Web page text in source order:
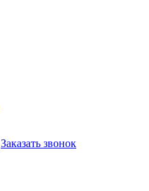
Заказать звонок